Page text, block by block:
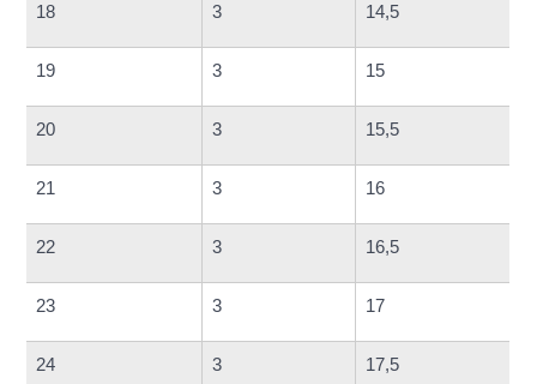
18 3 14,5
19 3 15
20 3 15,5
21 3 16
22 3 16,5
23 3 17
24 3 17,5